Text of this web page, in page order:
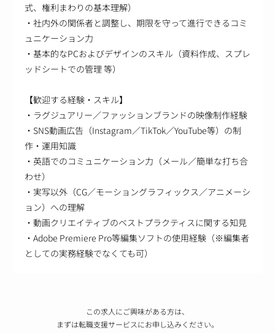
式、権利まわりの基本理解）
・社内外の関係者と調整し、期限を守って進行できるコミ
ュニケーション力
・基本的なPCおよびデザインのスキル（資料作成、スプレ
ッドシートでの管理 等）
【歓迎する経験・スキル】
・ラグジュアリー／ファッションブランドの映像制作経験
・SNS動画広告（Instagram／TikTok／YouTube等）の制
作・運用知識
・英語でのコミュニケーション力（メール／簡単な打ち合
わせ）
・実写以外（CG／モーショングラフィックス／アニメーシ
ョン）への理解
・動画クリエイティブのベストプラクティスに関する知見
・Adobe Premiere Pro等編集ソフトの使用経験（※編集者
としての実務経験でなくても可）
この求人にご興味がある方は、
まずは転職支援サービスにお申し込みください。